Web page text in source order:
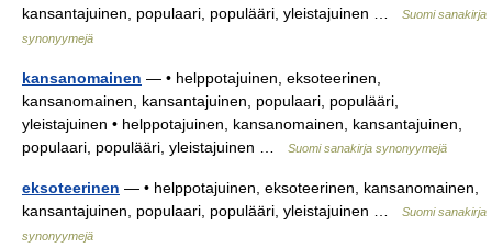
kansantajuinen, populaari, populääri, yleistajuinen …
Suomi sanakirja
synonyymejä
kansanomainen — • helppotajuinen, eksoteerinen,
kansanomainen, kansantajuinen, populaari, populääri,
yleistajuinen • helppotajuinen, kansanomainen, kansantajuinen,
populaari, populääri, yleistajuinen …
Suomi sanakirja synonyymejä
eksoteerinen — • helppotajuinen, eksoteerinen, kansanomainen,
kansantajuinen, populaari, populääri, yleistajuinen …
Suomi sanakirja
synonyymejä